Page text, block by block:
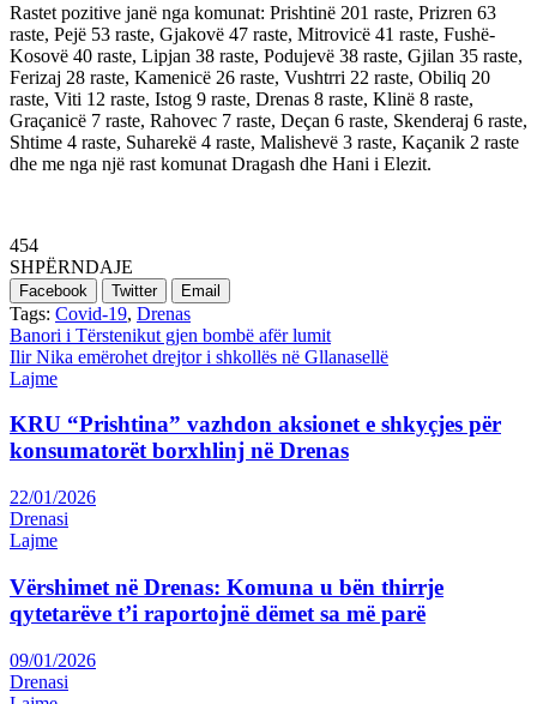
Rastet pozitive janë nga komunat: Prishtinë 201 raste, Prizren 63
raste, Pejë 53 raste, Gjakovë 47 raste, Mitrovicë 41 raste, Fushë-
Kosovë 40 raste, Lipjan 38 raste, Podujevë 38 raste, Gjilan 35 raste,
Ferizaj 28 raste, Kamenicë 26 raste, Vushtrri 22 raste, Obiliq 20
raste, Viti 12 raste, Istog 9 raste, Drenas 8 raste, Klinë 8 raste,
Graçanicë 7 raste, Rahovec 7 raste, Deçan 6 raste, Skenderaj 6 raste,
Shtime 4 raste, Suharekë 4 raste, Malishevë 3 raste, Kaçanik 2 raste
dhe me nga një rast komunat Dragash dhe Hani i Elezit.
454
SHPËRNDAJE
Facebook Twitter Email
Tags: Covid-19, Drenas
Post
navigation
Banori i Tërstenikut gjen bombë afër lumit
Ilir Nika emërohet drejtor i shkollës në Gllanasellë
Lajme
KRU “Prishtina” vazhdon aksionet e shkyçjes për
konsumatorët borxhlinj në Drenas
22/01/2026
Drenasi
Lajme
Vërshimet në Drenas: Komuna u bën thirrje
qytetarëve t’i raportojnë dëmet sa më parë
09/01/2026
Drenasi